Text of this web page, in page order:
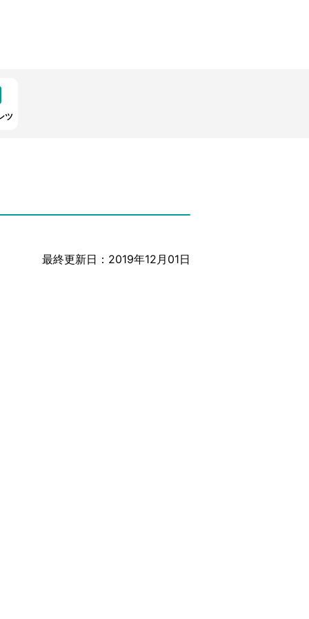
ツ
最終更新日：2019年12月01日